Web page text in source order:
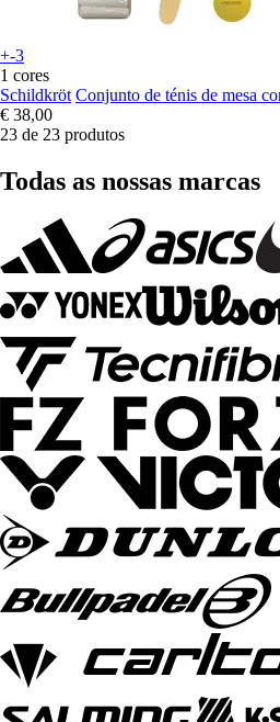
+-3
1 cores
Schildkröt Conjunto de ténis de mesa
€ 38,00
23 de 23 produtos
Todas as nossas marcas